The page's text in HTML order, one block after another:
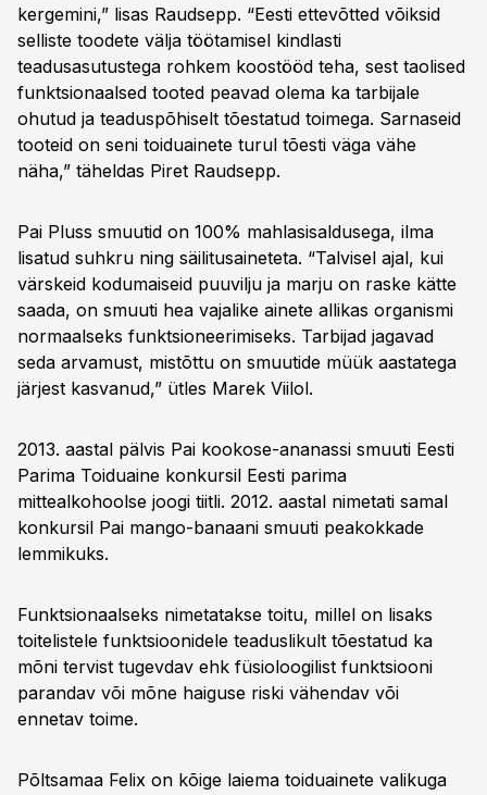
kergemini,” lisas Raudsepp. “Eesti ettevõtted võiksid
selliste toodete välja töötamisel kindlasti
teadusasutustega rohkem koostööd teha, sest taolised
funktsionaalsed tooted peavad olema ka tarbijale
ohutud ja teaduspõhiselt tõestatud toimega. Sarnaseid
tooteid on seni toiduainete turul tõesti väga vähe
näha,” täheldas Piret Raudsepp.
Pai Pluss smuutid on 100% mahlasisaldusega, ilma
lisatud suhkru ning säilitusaineteta. “Talvisel ajal, kui
värskeid kodumaiseid puuvilju ja marju on raske kätte
saada, on smuuti hea vajalike ainete allikas organismi
normaalseks funktsioneerimiseks. Tarbijad jagavad
seda arvamust, mistõttu on smuutide müük aastatega
järjest kasvanud,” ütles Marek Viilol.
2013. aastal pälvis Pai kookose-ananassi smuuti Eesti
Parima Toiduaine konkursil Eesti parima
mittealkohoolse joogi tiitli. 2012. aastal nimetati samal
konkursil Pai mango-banaani smuuti peakokkade
lemmikuks.
Funktsionaalseks nimetatakse toitu, millel on lisaks
toitelistele funktsioonidele teaduslikult tõestatud ka
mõni tervist tugevdav ehk füsioloogilist funktsiooni
parandav või mõne haiguse riski vähendav või
ennetav toime.
Põltsamaa Felix on kõige laiema toiduainete valikuga